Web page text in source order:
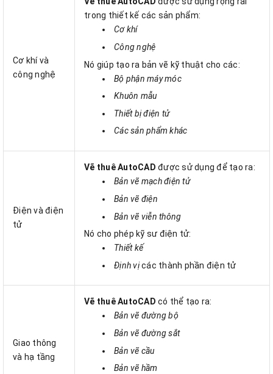
Cơ khí và
công nghệ
trong thiết kế các sản phẩm:
Cơ khí
Công nghệ
Nó giúp tạo ra bản vẽ kỹ thuật cho các:
Bộ phận máy móc
Khuôn mẫu
Thiết bị điện tử
Các sản phẩm khác
Điện và điện
tử
Vẽ thuê AutoCAD được sử dụng để tạo ra:
Bản vẽ mạch điện tử
Bản vẽ điện
Bản vẽ viễn thông
Nó cho phép kỹ sư điện tử:
Thiết kế
Định vịcác thành phần điện tử
Giao thông
và hạ tầng
Vẽ thuê AutoCAD có thể tạo ra:
Bản vẽ đường bộ
Bản vẽ đường sắt
Bản vẽ cầu
Bản vẽ hầm